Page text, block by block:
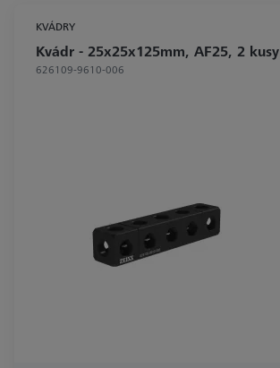
KVÁDRY
Kvádr - 25x25x125mm, AF25, 2 kusy
626109-9610-006